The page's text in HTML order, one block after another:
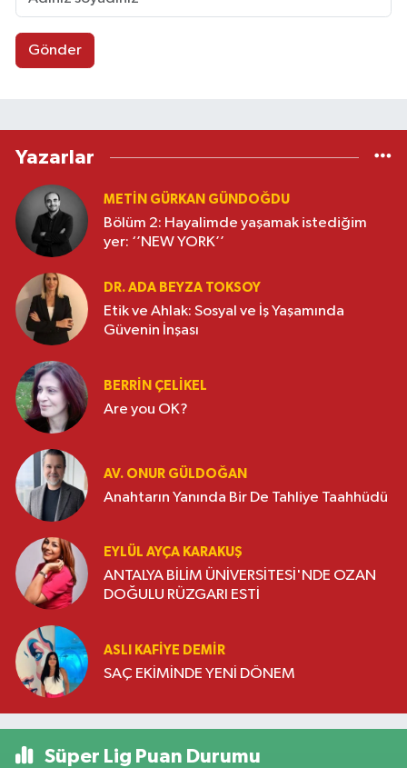
Gönder
Yazarlar
METIN GÜRKAN GÜNDOĞDU
Bölüm 2: Hayalimde yaşamak istediğim
yer: ‘’NEW YORK’’
DR. ADA BEYZA TOKSOY
Etik ve Ahlak: Sosyal ve İş Yaşamında
Güvenin İnşası
BERRIN ÇELIKEL
Are you OK?
AV. ONUR GÜLDOĞAN
Anahtarın Yanında Bir De Tahliye Taahhüdü
EYLÜL AYÇA KARAKUŞ
ANTALYA BİLİM ÜNİVERSİTESİ'NDE OZAN
DOĞULU RÜZGARI ESTİ
ASLI KAFIYE DEMIR
SAÇ EKİMİNDE YENİ DÖNEM
Süper Lig Puan Durumu